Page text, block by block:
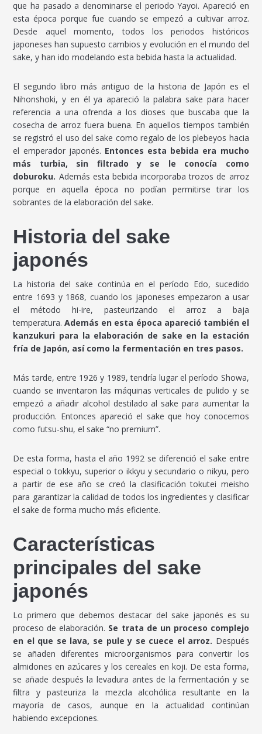
que ha pasado a denominarse el periodo Yayoi. Apareció en
esta época porque fue cuando se empezó a cultivar arroz.
Desde aquel momento, todos los periodos históricos
japoneses han supuesto cambios y evolución en el mundo del
sake, y han ido modelando esta bebida hasta la actualidad.
El segundo libro más antiguo de la historia de Japón es el
Nihonshoki, y en él ya apareció la palabra sake para hacer
referencia a una ofrenda a los dioses que buscaba que la
cosecha de arroz fuera buena. En aquellos tiempos también
se registró el uso del sake como regalo de los plebeyos hacia
el emperador japonés. Entonces esta bebida era mucho
más turbia, sin filtrado y se le conocía como
doburoku. Además esta bebida incorporaba trozos de arroz
porque en aquella época no podían permitirse tirar los
sobrantes de la elaboración del sake.
Historia del sake
japonés
La historia del sake continúa en el período Edo, sucedido
entre 1693 y 1868, cuando los japoneses empezaron a usar
el método hi-ire, pasteurizando el arroz a baja
temperatura.Además en esta época apareció también el
kanzukuri para la elaboración de sake en la estación
fría de Japón, así como la fermentación en tres pasos.
Más tarde, entre 1926 y 1989, tendría lugar el período Showa,
cuando se inventaron las máquinas verticales de pulido y se
empezó a añadir alcohol destilado al sake para aumentar la
producción. Entonces apareció el sake que hoy conocemos
como futsu-shu, el sake “no premium”.
De esta forma, hasta el año 1992 se diferenció el sake entre
especial o tokkyu, superior o ikkyu y secundario o nikyu, pero
a partir de ese año se creó la clasificación tokutei meisho
para garantizar la calidad de todos los ingredientes y clasificar
el sake de forma mucho más eficiente.
Características
principales del sake
japonés
Lo primero que debemos destacar del sake japonés es su
proceso de elaboración. Se trata de un proceso complejo
en el que se lava, se pule y se cuece el arroz. Después
se añaden diferentes microorganismos para convertir los
almidones en azúcares y los cereales en koji. De esta forma,
se añade después la levadura antes de la fermentación y se
filtra y pasteuriza la mezcla alcohólica resultante en la
mayoría de casos, aunque en la actualidad continúan
habiendo excepciones.